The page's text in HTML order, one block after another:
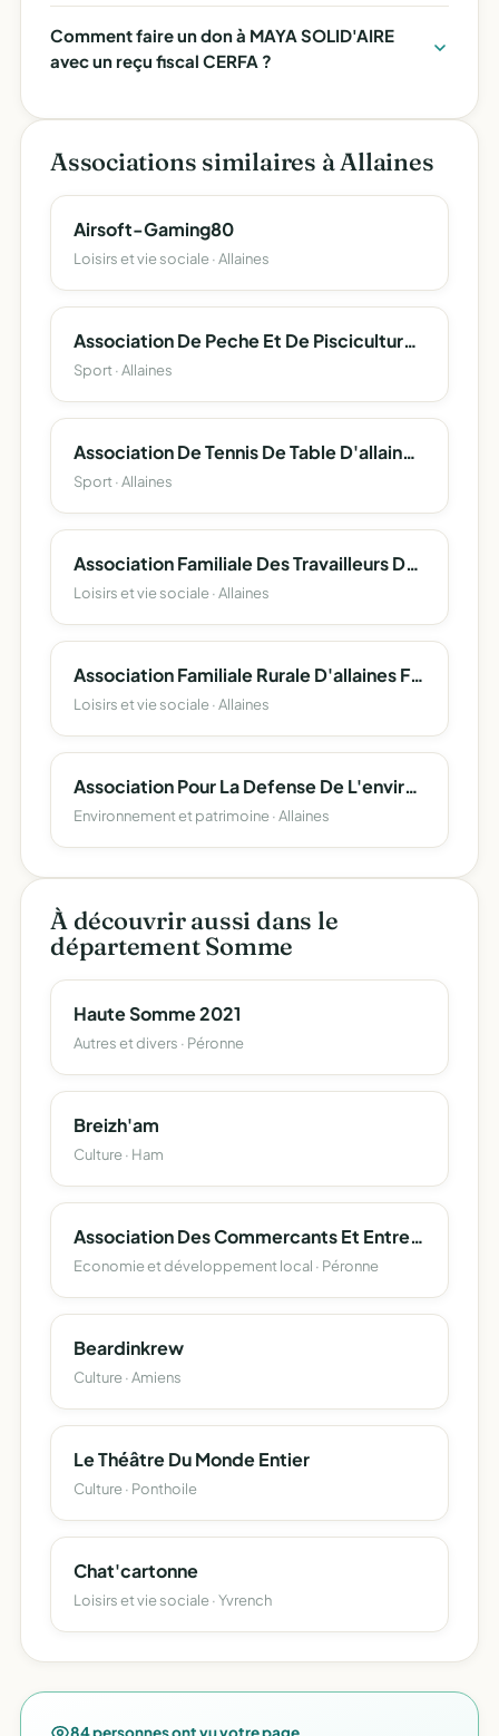
Comment faire un don à MAYA SOLID'AIRE
avec un reçu fiscal CERFA ?
Associations similaires à Allaines
Airsoft-Gaming80
Loisirs et vie sociale · Allaines
Association De Peche Et De Pisciculture D'allaines-Feuillaucourt
Sport · Allaines
Association De Tennis De Table D'allaines Feuillaucourt
Sport · Allaines
Association Familiale Des Travailleurs De L'agriculture D'allaines
Loisirs et vie sociale · Allaines
Association Familiale Rurale D'allaines Feuillaucourt ' La Tortille '
Loisirs et vie sociale · Allaines
Association Pour La Defense De L'environnement Des Habitants Du Hameau De Feuillaucourt
Environnement et patrimoine · Allaines
À découvrir aussi dans le
département Somme
Haute Somme 2021
Autres et divers · Péronne
Breizh'am
Culture · Ham
Association Des Commercants Et Entrepreneurs De Peronne
Economie et développement local · Péronne
Beardinkrew
Culture · Amiens
Le Théâtre Du Monde Entier
Culture · Ponthoile
Chat'cartonne
Loisirs et vie sociale · Yvrench
84 personnes ont vu votre page